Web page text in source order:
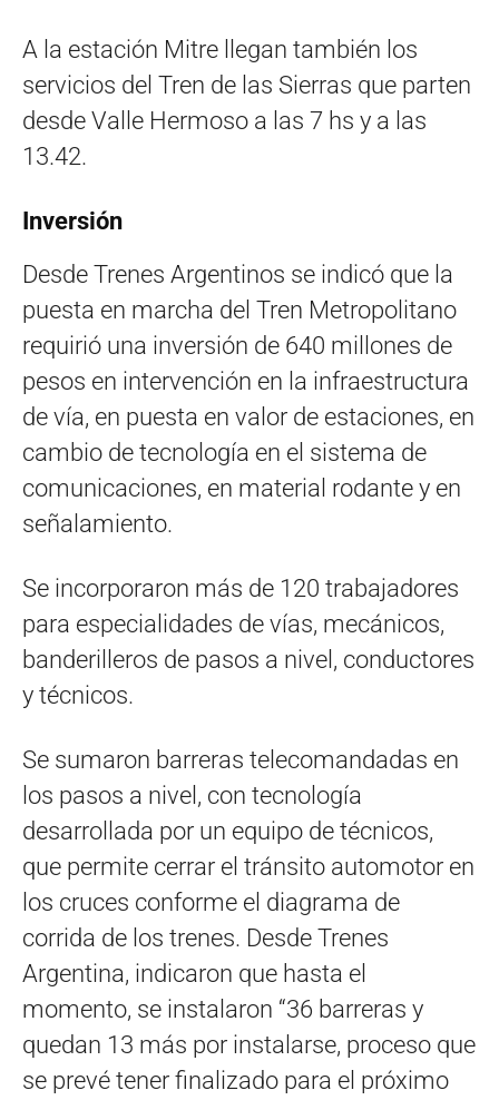
A la estación Mitre llegan también los
servicios del Tren de las Sierras que parten
desde Valle Hermoso a las 7 hs y a las
13.42.
Inversión
Desde Trenes Argentinos se indicó que la
puesta en marcha del Tren Metropolitano
requirió una inversión de 640 millones de
pesos en intervención en la infraestructura
de vía, en puesta en valor de estaciones, en
cambio de tecnología en el sistema de
comunicaciones, en material rodante y en
señalamiento.
Se incorporaron más de 120 trabajadores
para especialidades de vías, mecánicos,
banderilleros de pasos a nivel, conductores
y técnicos.
Se sumaron barreras telecomandadas en
los pasos a nivel, con tecnología
desarrollada por un equipo de técnicos,
que permite cerrar el tránsito automotor en
los cruces conforme el diagrama de
corrida de los trenes. Desde Trenes
Argentina, indicaron que hasta el
momento, se instalaron “36 barreras y
quedan 13 más por instalarse, proceso que
se prevé tener finalizado para el próximo